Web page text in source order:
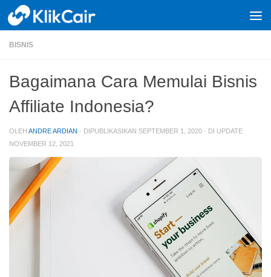
Skip to content
BISNIS
Bagaimana Cara Memulai Bisnis
Affiliate Indonesia?
OLEH ANDRE ARDIAN · DIPUBLIKASIKAN SEPTEMBER 1, 2020 · DI UPDATE
NOVEMBER 12, 2021